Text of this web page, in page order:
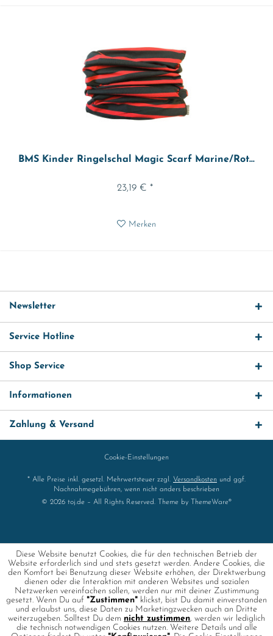
BMS Kinder Ringelschal Magic Scarf Marine/Rot...
23,19 € *
Merken
Newsletter
Service Hotline
Shop Service
Informationen
Zahlung & Versand
Cookie-Einstellungen
* Alle Preise inkl. gesetzl. Mehrwertsteuer zzgl. Versandkosten und ggf.
Nachnahmegebühren, wenn nicht anders beschrieben
© 2026 toj.de – All Rights Reserved. Theme by
ThemeWare®
Diese Website benutzt Cookies, die für den technischen Betrieb der
Website erforderlich sind und stets gesetzt werden. Andere Cookies, die
den Komfort bei Benutzung dieser Website erhöhen, der Direktwerbung
dienen oder die Interaktion mit anderen Websites und sozialen
Netzwerken vereinfachen sollen, werden nur mit deiner Zustimmung
gesetzt. Wenn Du auf "Zustimmen" klickst, bist Du damit einverstanden
und erlaubst uns, diese Daten zu Marketingzwecken auch an Dritte
weiterzugeben. Solltest Du dem nicht zustimmen, werden wir lediglich
die technisch notwendigen Cookies nutzen. Weitere Details und alle